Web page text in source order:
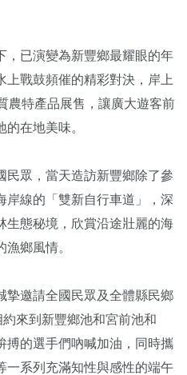
，已演變為新豐鄉最耀眼的年
上戰鼓頻催的精彩對決，岸上
農特產品展售，讓廣大遊客前
在地美味。
民眾，當天造訪新豐鄉除了參
岸線的「雙新自行車道」，深
生態秘境，欣賞沿途壯麗的海
鄉風情。
摯邀請全國民眾及全體縣民鄉
來到新豐鄉池和宮前池和
搏的選手們吶喊加油，同時攜
一系列充滿知性與感性的端午